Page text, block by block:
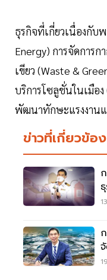
ธุรกิจที่เกี่ยวเนื่องกับ
Energy) การจัดการ
เขียว (Waste &
บริการโซลูชั่นในเมือ
พัฒนาทักษะแรงงาน
ข่าวที่เกี่ยวข้อง